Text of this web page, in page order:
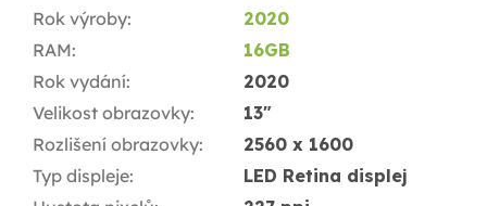
Rok výroby:
2020
RAM:
16GB
Rok vydání:
2020
Velikost obrazovky:
13"
Rozlišení obrazovky:
2560 x 1600
Typ displeje:
LED Retina displej